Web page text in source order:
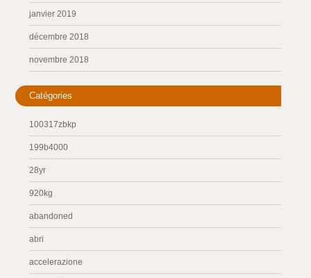
janvier 2019
décembre 2018
novembre 2018
Catégories
100317zbkp
199b4000
28yr
920kg
abandoned
abri
accelerazione